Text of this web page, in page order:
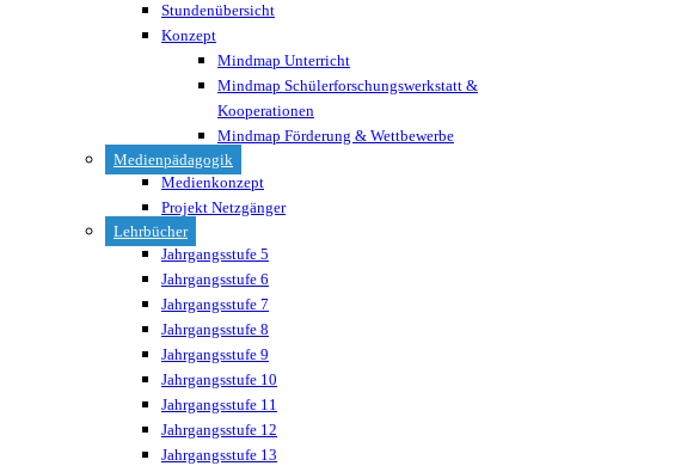
Stundenübersicht
Konzept
Mindmap Unterricht
Mindmap Schülerforschungswerkstatt &
Kooperationen
Mindmap Förderung & Wettbewerbe
Medienpädagogik
Medienkonzept
Projekt Netzgänger
Lehrbücher
Jahrgangsstufe 5
Jahrgangsstufe 6
Jahrgangsstufe 7
Jahrgangsstufe 8
Jahrgangsstufe 9
Jahrgangsstufe 10
Jahrgangsstufe 11
Jahrgangsstufe 12
Jahrgangsstufe 13